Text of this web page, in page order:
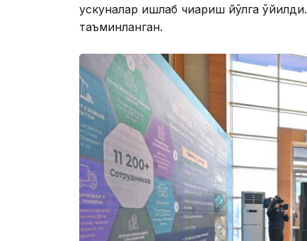
ускуналар ишлаб чиқариш йўлга
таъминланган.